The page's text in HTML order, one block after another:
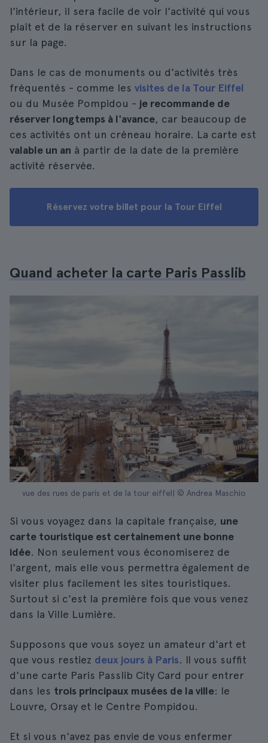
l'intérieur, il sera facile de voir l'activité qui vous
plaît et de la réserver en suivant les instructions
sur la page.
Dans le cas de monuments ou d'activités très
fréquentés - comme les visites de la Tour Eiffel
ou du Musée Pompidou - je recommande de
réserver longtemps à l'avance, car beaucoup de
ces activités ont un créneau horaire. La carte est
valable un an à partir de la date de la première
activité réservée.
Réservez votre billet pour la Tour Eiffel
Quand acheter la carte Paris Passlib
vue des rues de paris et de la tour eiffel| © Andrea Maschio
Si vous voyagez dans la capitale française, une
carte touristique est certainement une bonne
idée. Non seulement vous économiserez de
l'argent, mais elle vous permettra également de
visiter plus facilement les sites touristiques.
Surtout si c'est la première fois que vous venez
dans la Ville Lumière.
Supposons que vous soyez un amateur d'art et
que vous restiez deux jours à Paris. Il vous suffit
d'une carte Paris Passlib City Card pour entrer
dans les trois principaux musées de la ville: le
Louvre, Orsay et le Centre Pompidou.
Et si vous n'avez pas envie de vous enfermer